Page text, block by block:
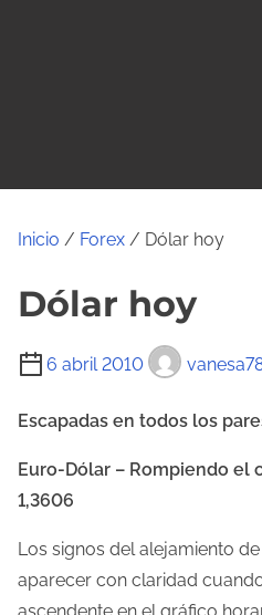
Inicio / Forex / Dólar hoy
Dólar hoy
6 abril 2010
T
e
p
o
d
e
l
Escapadas en todos los
Euro-Dólar – Rompiendo el
1,3606
Los signos del alejamiento
aparecer con claridad
ascendente en el gráfico